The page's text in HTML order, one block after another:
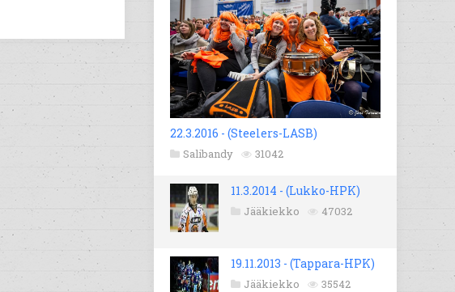
22.3.2016 - (Steelers-LASB)
Salibandy 31042
11.3.2014 - (Lukko-HPK)
Jääkiekko 47032
19.11.2013 - (Tappara-HPK)
Jääkiekko 35542